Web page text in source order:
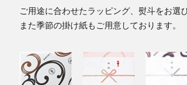
ご用途に合わせたラッピング、熨斗をお選
また季節の掛け紙もご用意しております。